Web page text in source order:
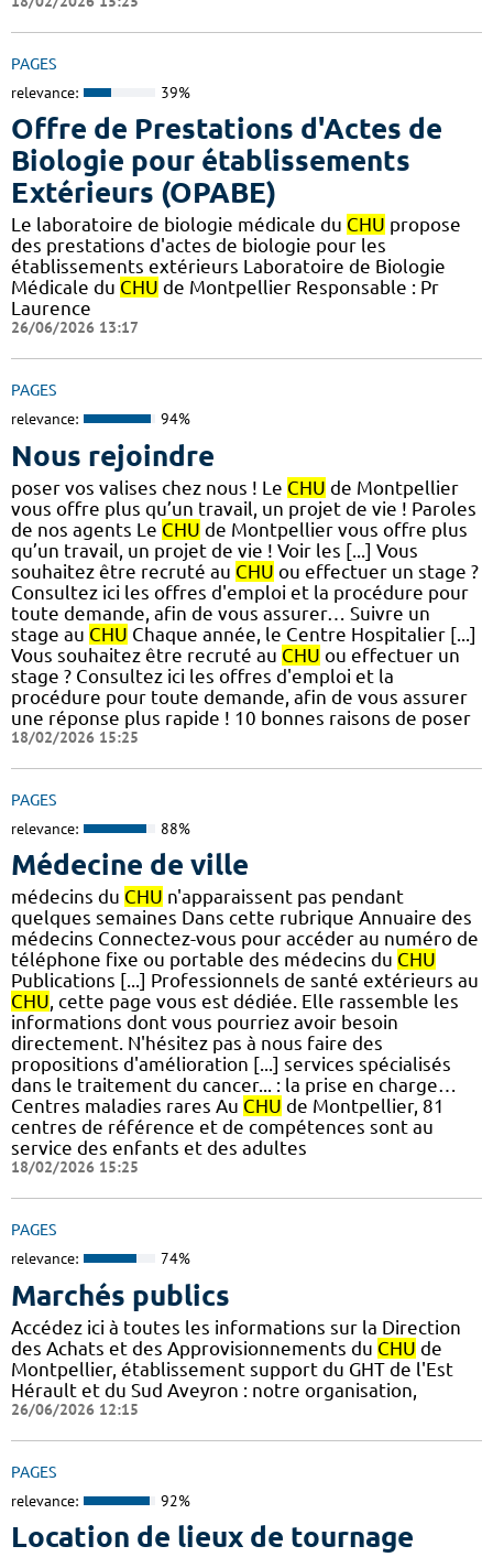
PAGES
relevance: 39%
Offre de Prestations d'Actes de
Biologie pour établissements
Extérieurs (OPABE)
Le laboratoire de biologie médicale du CHU propose
des prestations d'actes de biologie pour les
établissements extérieurs Laboratoire de Biologie
Médicale du CHU de Montpellier Responsable : Pr
Laurence
26/06/2026 13:17
PAGES
relevance: 94%
Nous rejoindre
poser vos valises chez nous ! Le CHU de Montpellier
vous offre plus qu’un travail, un projet de vie ! Paroles
de nos agents Le CHU de Montpellier vous offre plus
qu’un travail, un projet de vie ! Voir les [...] Vous
souhaitez être recruté au CHU ou effectuer un stage ?
Consultez ici les offres d'emploi et la procédure pour
toute demande, afin de vous assurer… Suivre un
stage au CHU Chaque année, le Centre Hospitalier [...]
Vous souhaitez être recruté au CHU ou effectuer un
stage ? Consultez ici les offres d'emploi et la
procédure pour toute demande, afin de vous assurer
une réponse plus rapide ! 10 bonnes raisons de poser
18/02/2026 15:25
PAGES
relevance: 88%
Médecine de ville
médecins du CHU n'apparaissent pas pendant
quelques semaines Dans cette rubrique Annuaire des
médecins Connectez-vous pour accéder au numéro de
téléphone fixe ou portable des médecins du CHU
Publications [...] Professionnels de santé extérieurs au
CHU, cette page vous est dédiée. Elle rassemble les
informations dont vous pourriez avoir besoin
directement. N'hésitez pas à nous faire des
propositions d'amélioration [...] services spécialisés
dans le traitement du cancer... : la prise en charge…
Centres maladies rares Au CHU de Montpellier, 81
centres de référence et de compétences sont au
service des enfants et des adultes
18/02/2026 15:25
PAGES
relevance: 74%
Marchés publics
Accédez ici à toutes les informations sur la Direction
des Achats et des Approvisionnements du CHU de
Montpellier, établissement support du GHT de l'Est
Hérault et du Sud Aveyron : notre organisation,
26/06/2026 12:15
PAGES
relevance: 92%
Location de lieux de tournage